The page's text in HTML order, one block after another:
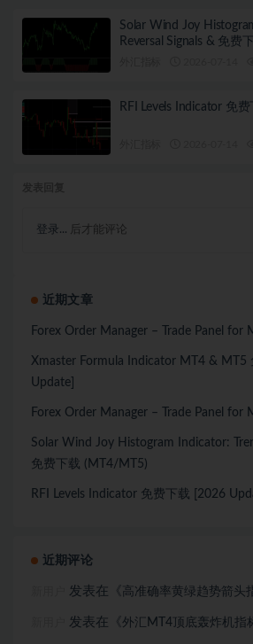
Solar Wind Joy
Reversal Signals & 免费
RFI Levels Indicator 免
登录... 后才能评论
近期文章
Forex Order Manager – Trade Panel for
Xmaster Formula Indicator MT4 & MT5
Update]
Forex Order Manager – Trade Panel for
Solar Wind Joy Histogram Indicator:
免费下载 (MT4/MT5)
RFI Levels Indicator 免费下载 [2026
近期评论
发表在《 高准确率黄绿趋势箭头
发表在《 外汇MT4顶底轰炸机指